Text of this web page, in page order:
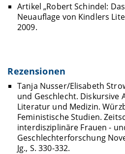
Artikel „Robert Schindel:
Neuauflage von Kindlers
2009.
Rezensionen
Tanja Nusser/Elisabeth
und Geschlecht. Diskursive
Literatur und Medizin.
Feministische Studien.
interdisziplinäre Frauen -
Geschlechterforschung
Jg., S. 330-332.